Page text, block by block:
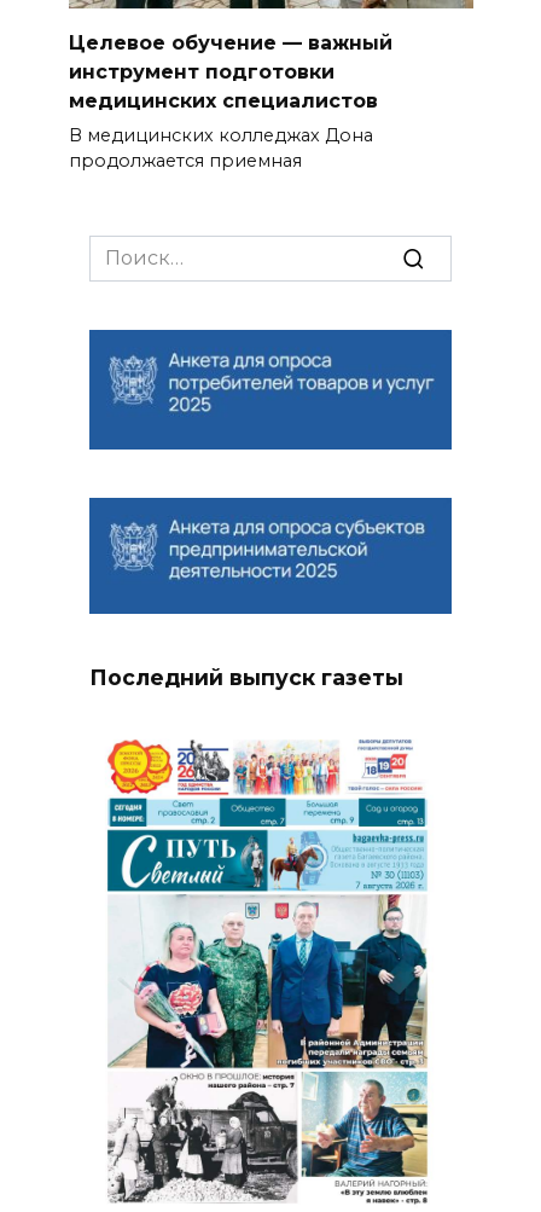
Целевое обучение — важный
инструмент подготовки
медицинских специалистов
В медицинских колледжах Дона
продолжается приемная
Search
for:
Последний выпуск газеты